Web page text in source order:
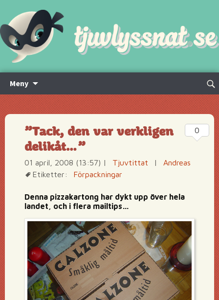
Meny
innehåll
Sök
”Tack, den var verkligen
delikåt…”
01 april, 2008 (13:57) | Tjuvtittat |
Andreas
Etiketter:
Förpackningar
Denna pizzakartong har dykt upp över hela
landet, och i flera mailtips…
0